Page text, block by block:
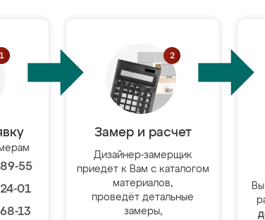
55
01
13
Замер и расчет
Дизайнер-замерщик
приедет к Вам с каталогом
материалов,
проведёт детальные
замеры,